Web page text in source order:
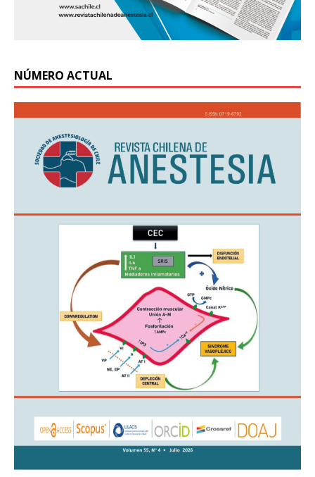
NÚMERO ACTUAL